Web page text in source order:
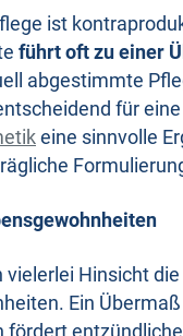
ist
führt oft zu einer
abgestimmte
für
eine sinnvolle
vielerlei Hinsicht
Ein